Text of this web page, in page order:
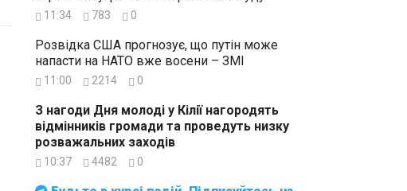
11:34 783 0
Розвідка США прогнозує, що путін може
напасти на НАТО вже восени – ЗМІ
11:00 2214 0
З нагоди Дня молоді у Кілії нагородять
відмінників громади та проведуть низку
розважальних заходів
10:37 4482 0